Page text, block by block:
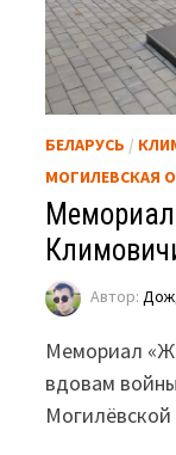
БЕЛАРУСЬ /
МОГИЛЕВСКАЯ
Автор:
Мемориал
вдовам
Могилёвской